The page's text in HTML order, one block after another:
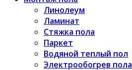
Линолеум
Ламинат
Стяжка пола
Паркет
Водяной теплый пол
Электрообогрев пола